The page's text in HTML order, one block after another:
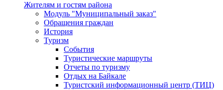
Жителям и гостям района
Модуль "Муниципальный заказ"
Обращения граждан
История
Туризм
События
Туристические маршруты
Отчеты по туризму
Отдых на Байкале
Туристский информационный центр (ТИЦ)